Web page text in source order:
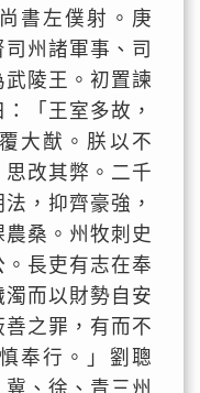
書左僕射。庚
州諸軍事、司
陵王。初置諫
「王室多故，
大猷。朕以不
改其弊。二千
，抑齊豪強，
桑。州牧刺史
長吏有志在奉
而以財勢自安
之罪，有而不
奉行。」劉聰
、徐、青三州